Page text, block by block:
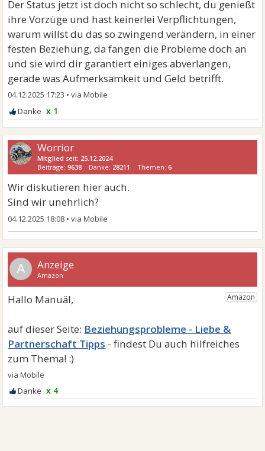
Der Status jetzt ist doch nicht so schlecht, du genießt
ihre Vorzüge und hast keinerlei Verpflichtungen,
warum willst du das so zwingend verändern, in einer
festen Beziehung, da fangen die Probleme doch an
und sie wird dir garantiert einiges abverlangen,
gerade was Aufmerksamkeit und Geld betrifft.
04.12.2025 17:23 •
x 1
Worrior
Mitglied seit: 25.12.2024
Beiträge:9638 Danke: 28211 Themen:6
Wir diskutieren hier auch.
Sind wir unehrlich?
04.12.2025 18:08 •
A
Beziehungsprobleme - Liebe &
Partnerschaft Tipps
x 4